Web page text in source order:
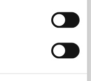
εκτός από καμπίνες
στη γραμμή